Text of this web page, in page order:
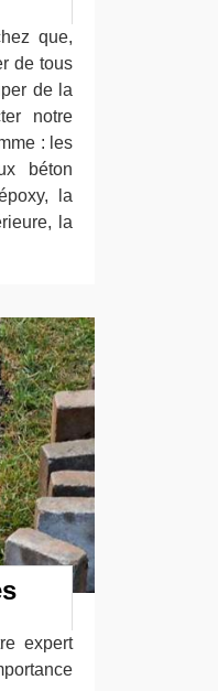
que,
de tous
de la
notre
: les
béton
la
la
expert